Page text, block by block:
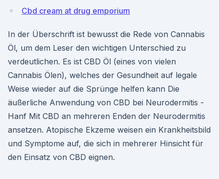
Cbd cream at drug emporium
In der Überschrift ist bewusst die Rede von Cannabis
Öl, um dem Leser den wichtigen Unterschied zu
verdeutlichen. Es ist CBD Öl (eines von vielen
Cannabis Ölen), welches der Gesundheit auf legale
Weise wieder auf die Sprünge helfen kann Die
äußerliche Anwendung von CBD bei Neurodermitis -
Hanf Mit CBD an mehreren Enden der Neurodermitis
ansetzen. Atopische Ekzeme weisen ein Krankheitsbild
und Symptome auf, die sich in mehrerer Hinsicht für
den Einsatz von CBD eignen.